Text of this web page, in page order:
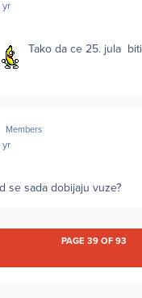
yr
Tako da ce 25. jula
Members
yr
se sada dobijaju vuze?
PAGE 39 OF 93